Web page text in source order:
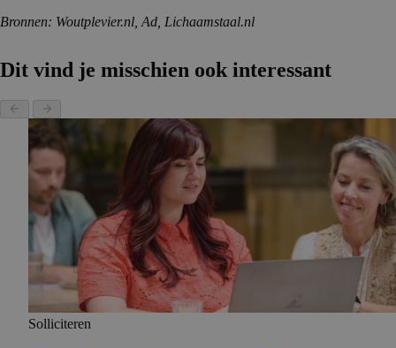
Bronnen: Woutplevier.nl, Ad, Lichaamstaal.nl
Dit vind je misschien ook interessant
Solliciteren